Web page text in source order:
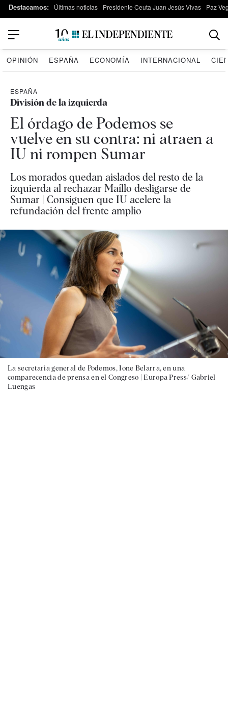
Destacamos: Últimas noticias Presidente Ceuta Juan Jesús Vivas Paz
OPINIÓN ESPAÑA ECONOMÍA INTERNACIONAL
ESPAÑA
División de la izquierda
El órdago de Podemos se
vuelve en su contra: ni atraen a
IU ni rompen Sumar
Los morados quedan aislados del resto de la
izquierda al rechazar Maíllo desligarse de
Sumar | Consiguen que IU acelere la
refundación del frente amplio
La secretaria general de Podemos, Ione Belarra, en una
comparecencia de prensa en el Congreso |Europa Press/ Gabriel
Luengas